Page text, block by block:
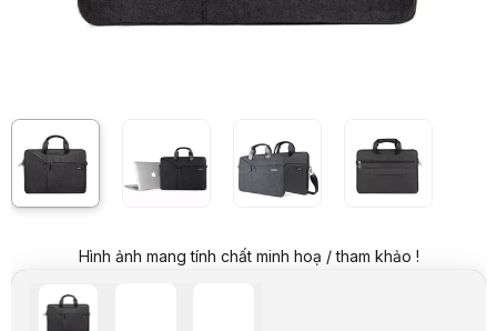
Thương hiệu:WIWU
Tình trạng:Order trước – giao sau
Dòng sản phẩm
Chất liệu
Mô tả sản phẩm
Cặp laptop WiWu City Commuter Bag 15.6là phụ kiện được thiết kế
Thiết kế tối giản, phù hợp nhiều phong cách
Những điểm nổi bật của WiWu City Commuter Bag 15.6
Thiết kế chống sốc bảo vệ laptop
Điểm nổi bật của sản phẩm là lớp đệm chống sốc giúp giảm tác
Phù hợp với laptop kích thước 15.6 inch
Hình ảnh mang tính chất minh hoạ / tham khảo !